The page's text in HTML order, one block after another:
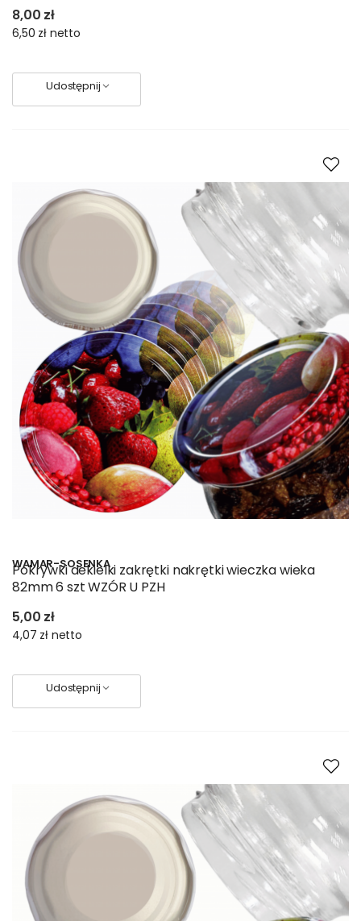
8,00 zł
6,50 zł netto
Udostępnij
WAMAR-SOSENKA
Pokrywki dekielki zakrętki nakrętki wieczka wieka
82mm 6 szt WZÓR U PZH
5,00 zł
4,07 zł netto
Udostępnij